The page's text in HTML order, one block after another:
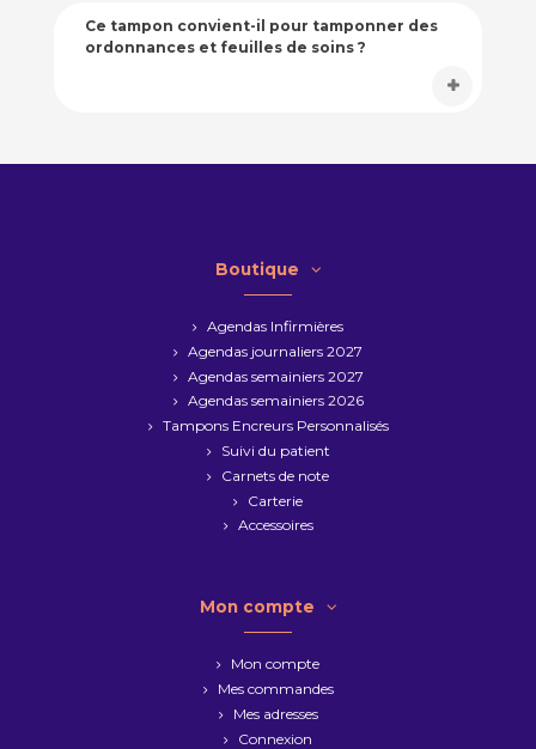
Ce tampon convient-il pour tamponner des
ordonnances et feuilles de soins ?
Boutique
Agendas Infirmières
Agendas journaliers 2027
Agendas semainiers 2027
Agendas semainiers 2026
Tampons Encreurs Personnalisés
Suivi du patient
Carnets de note
Carterie
Accessoires
Mon compte
Mon compte
Mes commandes
Mes adresses
Connexion